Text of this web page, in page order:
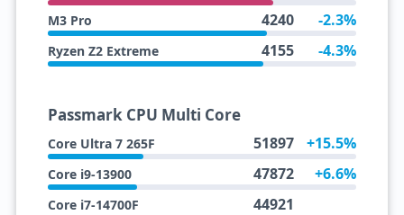
M3 Pro 4240 -2.3%
Ryzen Z2 Extreme 4155 -4.3%
Passmark CPU Multi Core
Core Ultra 7 265F 51897 +15.5%
Core i9-13900 47872 +6.6%
Core i7-14700F 44921